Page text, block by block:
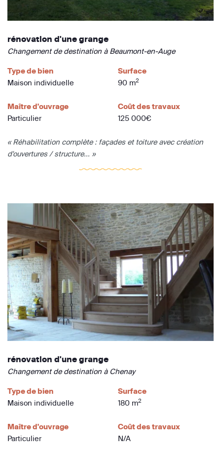
rénovation d'une grange
Changement de destination à Beaumont-en-Auge
Type de bien
Maison individuelle
Surface
90 m2
Maître d'ouvrage
Particulier
Coût des travaux
125 000€
« Réhabilitation complète : façades et toiture avec création
d'ouvertures / structure... »
rénovation d'une grange
Changement de destination à Chenay
Type de bien
Maison individuelle
Surface
180 m2
Maître d'ouvrage
Particulier
Coût des travaux
N/A